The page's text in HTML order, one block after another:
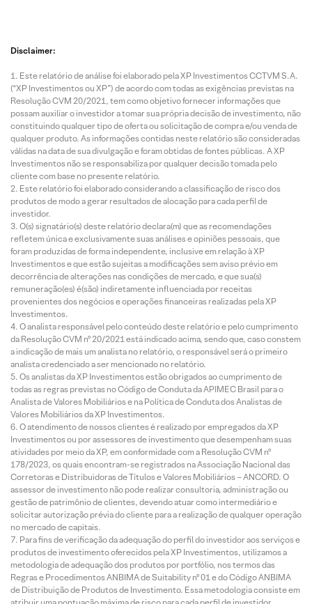
Disclaimer:
Este relatório de análise foi elaborado pela XP Investimentos CCTVM S.A.
(“XP Investimentos ou XP”) de acordo com todas as exigências previstas na
Resolução CVM 20/2021, tem como objetivo fornecer informações que
possam auxiliar o investidor a tomar sua própria decisão de investimento, não
constituindo qualquer tipo de oferta ou solicitação de compra e/ou venda de
qualquer produto. As informações contidas neste relatório são consideradas
válidas na data de sua divulgação e foram obtidas de fontes públicas. A XP
Investimentos não se responsabiliza por qualquer decisão tomada pelo
cliente com base no presente relatório.
Este relatório foi elaborado considerando a classificação de risco dos
produtos de modo a gerar resultados de alocação para cada perfil de
investidor.
O(s) signatário(s) deste relatório declara(m) que as recomendações
refletem única e exclusivamente suas análises e opiniões pessoais, que
foram produzidas de forma independente, inclusive em relação à XP
Investimentos e que estão sujeitas a modificações sem aviso prévio em
decorrência de alterações nas condições de mercado, e que sua(s)
remuneração(es) é(são) indiretamente influenciada por receitas
provenientes dos negócios e operações financeiras realizadas pela XP
Investimentos.
O analista responsável pelo conteúdo deste relatório e pelo cumprimento
da Resolução CVM nº 20/2021 está indicado acima, sendo que, caso constem
a indicação de mais um analista no relatório, o responsável será o primeiro
analista credenciado a ser mencionado no relatório.
Os analistas da XP Investimentos estão obrigados ao cumprimento de
todas as regras previstas no Código de Conduta da APIMEC Brasil para o
Analista de Valores Mobiliários e na Política de Conduta dos Analistas de
Valores Mobiliários da XP Investimentos.
O atendimento de nossos clientes é realizado por empregados da XP
Investimentos ou por assessores de investimento que desempenham suas
atividades por meio da XP, em conformidade com a Resolução CVM nº
178/2023, os quais encontram-se registrados na Associação Nacional das
Corretoras e Distribuidoras de Títulos e Valores Mobiliários – ANCORD. O
assessor de investimento não pode realizar consultoria, administração ou
gestão de patrimônio de clientes, devendo atuar como intermediário e
solicitar autorização prévia do cliente para a realização de qualquer operação
no mercado de capitais.
Para fins de verificação da adequação do perfil do investidor aos serviços e
produtos de investimento oferecidos pela XP Investimentos, utilizamos a
metodologia de adequação dos produtos por portfólio, nos termos das
Regras e Procedimentos ANBIMA de Suitability nº 01 e do Código ANBIMA
de Distribuição de Produtos de Investimento. Essa metodologia consiste em